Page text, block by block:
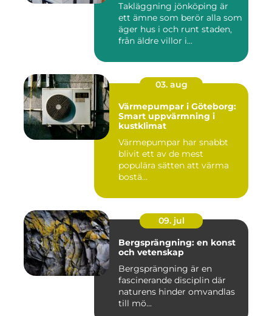
Takläggning jönköping är
ett ämne som berör alla som
äger hus i och runt staden,
från äldre villor i...
03. aug
Värmepumpar i Göteborg:
Smart uppvärmning i
kustklimat
Värmepumpar har snabbt
blivit ett av de mest
populära sätten att värma
bostä...
09. jul
Bergsprängning: en konst
och vetenskap
Bergsprängning är en
fascinerande disciplin där
naturens hinder omvandlas
till mö...